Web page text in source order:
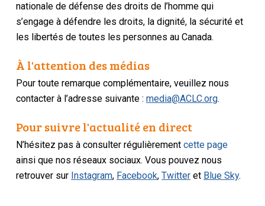
nationale de défense des droits de l’homme qui
s’engage à défendre les droits, la dignité, la sécurité et
les libertés de toutes les personnes au Canada.
À l'attention des médias
Pour toute remarque complémentaire, veuillez nous
contacter à l’adresse suivante :media@ACLC.org.
Pour suivre l'actualité en direct
N’hésitez pas à consulter régulièrementcette page
ainsi que nos réseaux sociaux. Vous pouvez nous
retrouver sur Instagram, Facebook,Twitter et Blue Sky.